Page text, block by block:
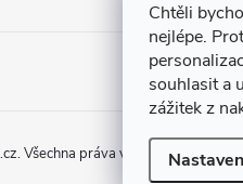
Chtěli
nejlépe.
souhlasit a
zážitek z
. Všechna práva vyhrazena.